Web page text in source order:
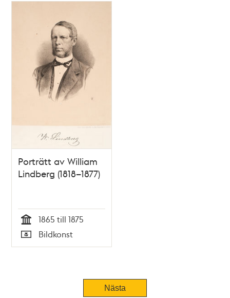
Porträtt av William
Lindberg (1818–1877)
Tid
1865 till 1875
Typ
Bildkonst
Nästa